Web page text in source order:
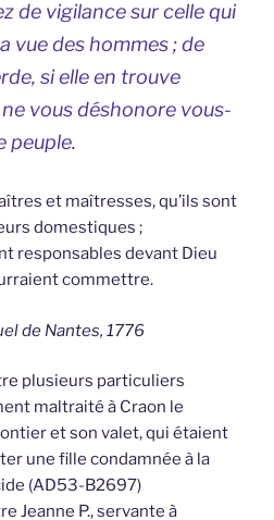
de vigilance sur celle qui
vue des hommes ; de
si elle en trouve
ne vous déshonore vous-
peuple.
et maîtresses, qu’ils sont
domestiques ;
responsables devant Dieu
commettre.
de Nantes, 1776
plusieurs particuliers
maltraité à Craon le
et son valet, qui étaient
une fille condamnée à la
(AD53-B2697)
Jeanne P., servante à